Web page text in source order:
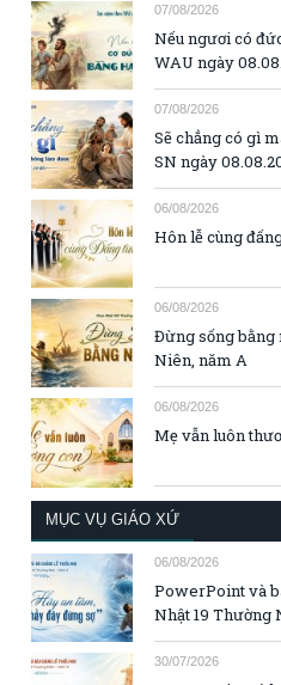
07/08/2026
Nếu ngươi có
WAU ngày
07/08/2026
Sẽ chẳng có gì
SN ngày
06/08/2026
Hôn lễ cùng
06/08/2026
Đừng sống bằng
Niên, năm A
06/08/2026
Mẹ vẫn luôn
MỤC VỤ GIÁO XỨ
06/08/2026
PowerPoint và
Nhật 19 Thường
30/07/2026